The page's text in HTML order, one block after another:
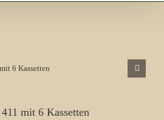
mit 6 Kassetten